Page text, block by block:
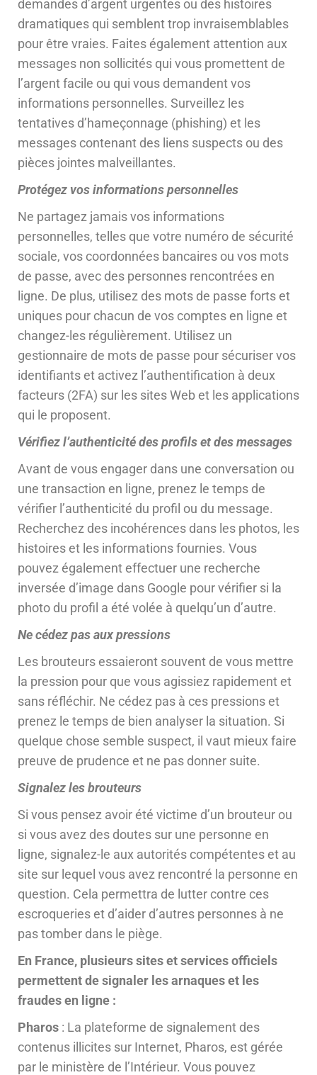
demandes d’argent urgentes ou des histoires
dramatiques qui semblent trop invraisemblables
pour être vraies. Faites également attention aux
messages non sollicités qui vous promettent de
l’argent facile ou qui vous demandent vos
informations personnelles. Surveillez les
tentatives d’hameçonnage (phishing) et les
messages contenant des liens suspects ou des
pièces jointes malveillantes.
Protégez vos informations personnelles
Ne partagez jamais vos informations
personnelles, telles que votre numéro de sécurité
sociale, vos coordonnées bancaires ou vos mots
de passe, avec des personnes rencontrées en
ligne. De plus, utilisez des mots de passe forts et
uniques pour chacun de vos comptes en ligne et
changez-les régulièrement. Utilisez un
gestionnaire de mots de passe pour sécuriser vos
identifiants et activez l’authentification à deux
facteurs (2FA) sur les sites Web et les applications
qui le proposent.
Vérifiez l’authenticité des profils et des messages
Avant de vous engager dans une conversation ou
une transaction en ligne, prenez le temps de
vérifier l’authenticité du profil ou du message.
Recherchez des incohérences dans les photos, les
histoires et les informations fournies. Vous
pouvez également effectuer une recherche
inversée d’image dans Google pour vérifier si la
photo du profil a été volée à quelqu’un d’autre.
Ne cédez pas aux pressions
Les brouteurs essaieront souvent de vous mettre
la pression pour que vous agissiez rapidement et
sans réfléchir. Ne cédez pas à ces pressions et
prenez le temps de bien analyser la situation. Si
quelque chose semble suspect, il vaut mieux faire
preuve de prudence et ne pas donner suite.
Signalez les brouteurs
Si vous pensez avoir été victime d’un brouteur ou
si vous avez des doutes sur une personne en
ligne, signalez-le aux autorités compétentes et au
site sur lequel vous avez rencontré la personne en
question. Cela permettra de lutter contre ces
escroqueries et d’aider d’autres personnes à ne
pas tomber dans le piège.
En France, plusieurs sites et services officiels
permettent de signaler les arnaques et les
fraudes en ligne :
Pharos : La plateforme de signalement des
contenus illicites sur Internet, Pharos, est gérée
par le ministère de l’Intérieur. Vous pouvez